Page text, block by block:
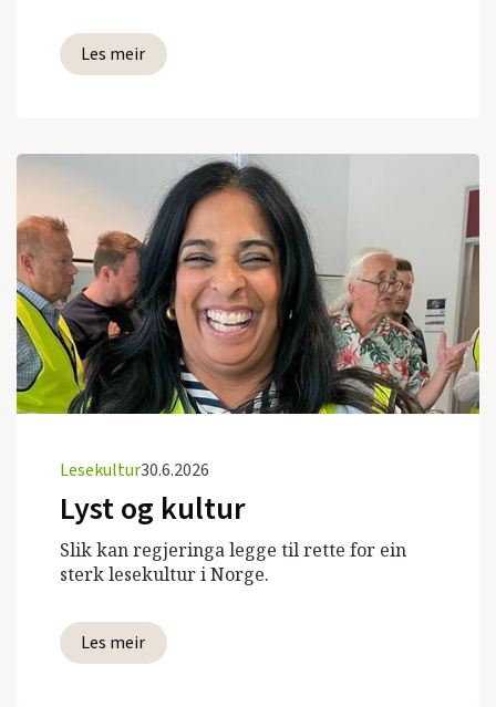
Les meir
Lesekultur30.6.2026
Lyst og kultur
Slik kan regjeringa legge til rette for ein
sterk lesekultur i Norge.
Les meir